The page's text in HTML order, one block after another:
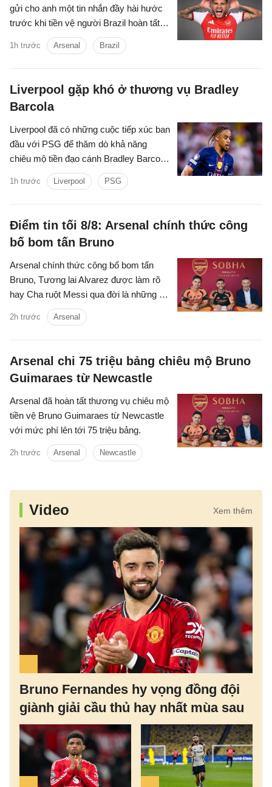
gửi cho anh một tin nhắn đầy hài hước
trước khi tiền vệ người Brazil hoàn tất
vụ chuyển nhượng trị giá 75 triệu bảng
tới Arsenal.
1h trước Arsenal Brazil
Liverpool gặp khó ở thương vụ Bradley
Barcola
Liverpool đã có những cuộc tiếp xúc ban
đầu với PSG để thăm dò khả năng
chiêu mộ tiền đạo cánh Bradley Barcola.
Tuy nhiên, khoảng cách về mức định giá
giữa hai CLB đang là trở ngại lớn đối với
1h trước Liverpool PSG
Điểm tin tối 8/8: Arsenal chính thức công
bố bom tấn Bruno
Arsenal chính thức công bố bom tấn
Bruno, Tương lai Alvarez được làm rõ
hay Cha ruột Messi qua đời là những tin
chính có trong điểm tin tối 8/8/2026.
2h trước Arsenal
Arsenal chi 75 triệu bảng chiêu mộ Bruno
Guimaraes từ Newcastle
Arsenal đã hoàn tất thương vụ chiêu mộ
tiền vệ Bruno Guimaraes từ Newcastle
với mức phí lên tới 75 triệu bảng.
2h trước Arsenal Newcastle
Video Xem thêm
Bruno Fernandes hy vọng đồng đội
giành giải cầu thủ hay nhất mùa sau